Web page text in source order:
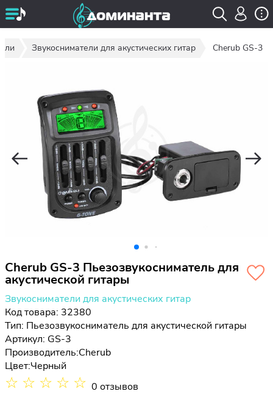
Звукосниматели для акустических гитар Cherub GS-3
Cherub GS-3 Пьезозвукосниматель для
акустической гитары
Звукосниматели для акустических гитар
Код товара: 32380
Тип: Пьезозвукосниматель для акустической гитары
Артикул: GS-3
Производитель:Cherub
Цвет:Черный
☆ ☆ ☆ ☆ ☆ 0 отзывов